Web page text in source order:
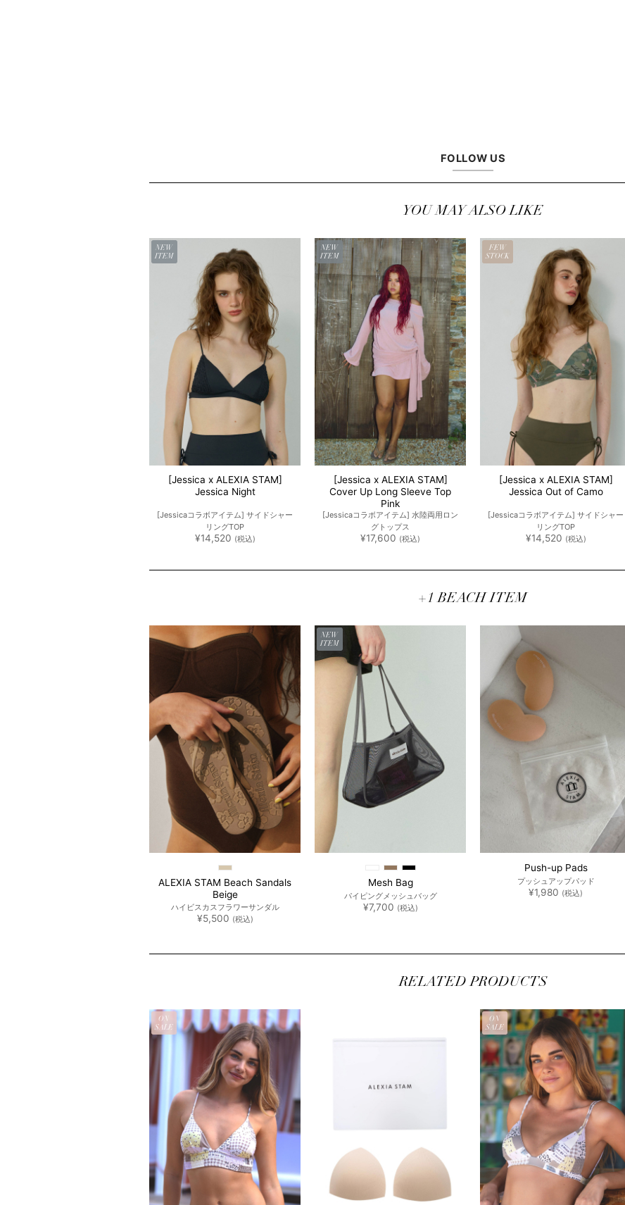
FOLLOW US
YOU MAY ALSO LIKE
NEW
ITEM
[Jessica x ALEXIA STAM]
Jessica Night
[Jessicaコラボアイテム] サイドシャー
リングTOP
¥14,520 (税込)
NEW
ITEM
[Jessica x ALEXIA STAM]
Cover Up Long Sleeve Top
Pink
[Jessicaコラボアイテム] 水陸両用ロン
グトップス
¥17,600 (税込)
FEW
STOCK
[Jessica x ALEXIA STAM]
Jessica Out of Camo
[Jessicaコラボアイテム] サイドシャー
リングTOP
¥14,520 (税込)
+1 BEACH ITEM
ALEXIA STAM Beach Sandals
Beige
ハイビスカスフラワーサンダル
¥5,500 (税込)
NEW
ITEM
Mesh Bag
パイピングメッシュバッグ
¥7,700 (税込)
Push-up Pads
プッシュアップパッド
¥1,980 (税込)
RELATED PRODUCTS
ON
SALE
ON
SALE